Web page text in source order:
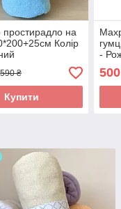
на
Колір
590 ₴
Купити
-
500